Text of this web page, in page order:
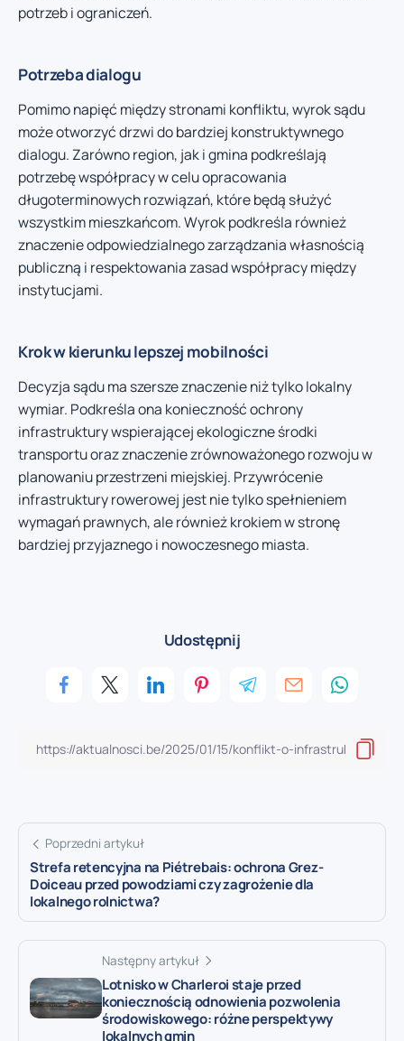
potrzeb i ograniczeń.
Potrzeba dialogu
Pomimo napięć między stronami konfliktu, wyrok sądu
może otworzyć drzwi do bardziej konstruktywnego
dialogu. Zarówno region, jak i gmina podkreślają
potrzebę współpracy w celu opracowania
długoterminowych rozwiązań, które będą służyć
wszystkim mieszkańcom. Wyrok podkreśla również
znaczenie odpowiedzialnego zarządzania własnością
publiczną i respektowania zasad współpracy między
instytucjami.
Krok w kierunku lepszej mobilności
Decyzja sądu ma szersze znaczenie niż tylko lokalny
wymiar. Podkreśla ona konieczność ochrony
infrastruktury wspierającej ekologiczne środki
transportu oraz znaczenie zrównoważonego rozwoju w
planowaniu przestrzeni miejskiej. Przywrócenie
infrastruktury rowerowej jest nie tylko spełnieniem
wymagań prawnych, ale również krokiem w stronę
bardziej przyjaznego i nowoczesnego miasta.
Udostępnij
Poprzedni artykuł
Strefa retencyjna na Piétrebais: ochrona Grez-
Doiceau przed powodziami czy zagrożenie dla
lokalnego rolnictwa?
Następny artykuł
Lotnisko w Charleroi staje przed
koniecznością odnowienia pozwolenia
środowiskowego: różne perspektywy
lokalnych gmin